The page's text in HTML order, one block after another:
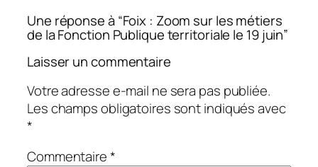
Une réponse à “Foix : Zoom sur les métiers
de la Fonction Publique territoriale le 19 juin”
Laisser un commentaire
Votre adresse e-mail ne sera pas publiée.
Les champs obligatoires sont indiqués avec
*
Commentaire*